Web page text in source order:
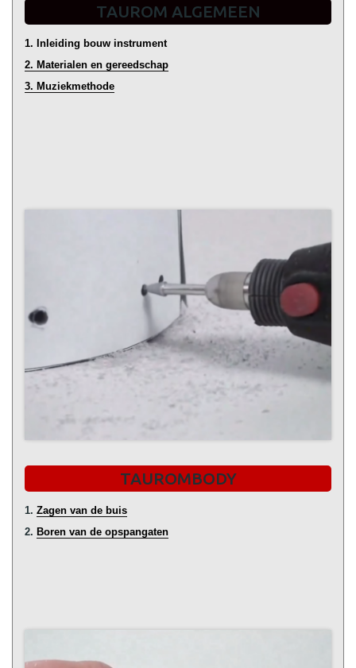
TAUROM ALGEMEEN
1. Inleiding bouw instrument
2. Materialen en gereedschap
3. Muziekmethode
TAUROMBODY
1. Zagen van de buis
2. Boren van de opspangaten